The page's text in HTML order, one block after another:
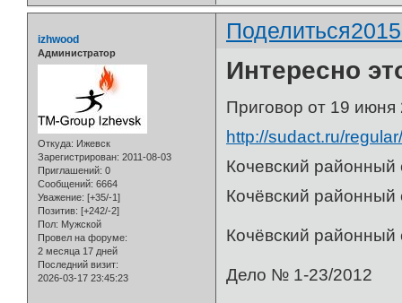
Поделиться
izhwood
Администратор
Откуда: Ижевск
Зарегистрирован: 2011-08-03
Приглашений: 0
Сообщений: 6664
Уважение: [+35/-1]
Позитив: [+242/-2]
Пол: Мужской
Провел на форуме:
2 месяца 17 дней
Последний визит:
2026-03-17 23:45:23
Интересно
Приговор от 19 июня
http://sudact.ru/
Кочевский районный
Кочёвский районный
Кочёвский